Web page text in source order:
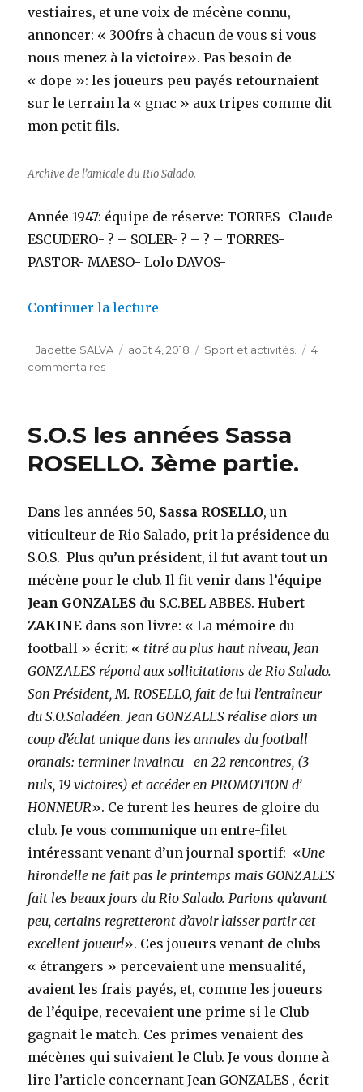
vestiaires, et une voix de mécène connu,
annoncer: « 300frs à chacun de vous si vous
nous menez à la victoire». Pas besoin de
« dope »: les joueurs peu payés retournaient
sur le terrain la « gnac » aux tripes comme dit
mon petit fils.
Archive de l’amicale du Rio Salado.
Année 1947: équipe de réserve: TORRES- Claude
ESCUDERO- ? – SOLER- ? – ? – TORRES-
PASTOR- MAESO- Lolo DAVOS-
Continuer la lecture
Auteur
Jadette SALVA
Publié
août 4, 2018 Catégories
Sport et activités.
4
commentairessur
(suite)
S.O.S les années Sassa
ROSELLO. 3ème partie.
Dans les années 50, Sassa ROSELLO, un
viticulteur de Rio Salado, prit la présidence du
S.O.S. Plus qu’un président, il fut avant tout un
mécène pour le club. Il fit venir dans l’équipe
Jean GONZALES du S.C.BEL ABBES. Hubert
ZAKINE dans son livre: « La mémoire du
football » écrit: « titré au plus haut niveau, Jean
GONZALES répond aux sollicitations de Rio Salado.
Son Président, M. ROSELLO, fait de lui l’entraîneur
du S.O.Saladéen. Jean GONZALES réalise alors un
coup d’éclat unique dans les annales du football
oranais: terminer invaincu en 22 rencontres, (3
nuls, 19 victoires) et accéder en PROMOTION d’
HONNEUR». Ce furent les heures de gloire du
club. Je vous communique un entre-filet
intéressant venant d’un journal sportif: «Une
hirondelle ne fait pas le printemps mais GONZALES
fait les beaux jours du Rio Salado. Parions qu’avant
peu, certains regretteront d’avoir laisser partir cet
excellent joueur!». Ces joueurs venant de clubs
« étrangers » percevaient une mensualité,
avaient les frais payés, et, comme les joueurs
de l’équipe, recevaient une prime si le Club
gagnait le match. Ces primes venaient des
mécènes qui suivaient le Club. Je vous donne à
lire l’article concernant Jean GONZALES , écrit